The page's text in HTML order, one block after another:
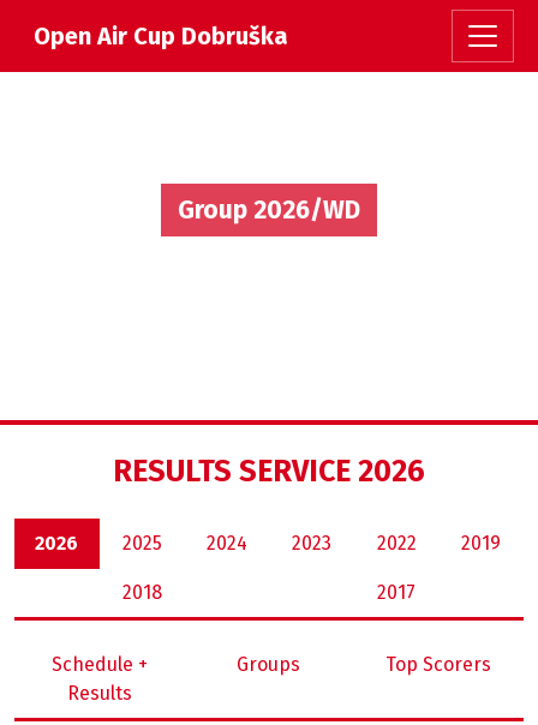
Open Air Cup Dobruška
Group 2026/WD
RESULTS SERVICE 2026
2026 2025 2024 2023 2022 2019
2018 2017
Schedule +
Results
Groups Top Scorers